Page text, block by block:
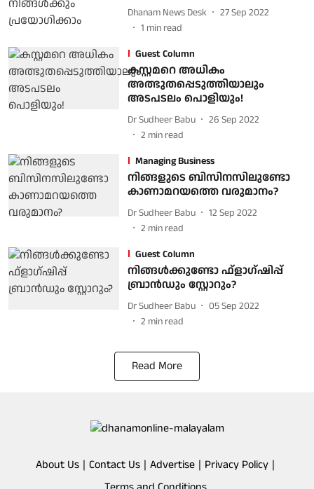
Dhanam News Desk
27 Sep 2022
1 min read
Guest Column
കസ്റ്റമറെ അധികം
അത്ഭുതപ്പെടുത്തിയാലും
അടപടലം പൊളിയും!
Dr Sudheer Babu
26 Sep 2022
2 min read
Managing Business
നിങ്ങളുടെ ബിസിനസിലുണ്ടോ
കാണാമറയത്തെ വരുമാനം?
Dr Sudheer Babu
12 Sep 2022
2 min read
Guest Column
നിങ്ങള്‍ക്കുണ്ടോ ഫ്‌ളാഗ്ഷിപ്പ്
ബ്രാന്‍ഡും സ്റ്റോറും?
Dr Sudheer Babu
05 Sep 2022
2 min read
Read More
About Us Contact Us Advertise
Privacy Policy